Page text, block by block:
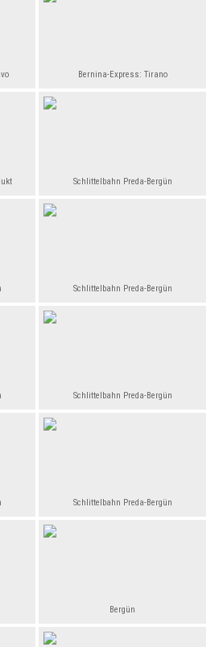
Bernina-Express: Tirano
Schlittelbahn Preda-Bergün
Schlittelbahn Preda-Bergün
Schlittelbahn Preda-Bergün
Schlittelbahn Preda-Bergün
Bergün